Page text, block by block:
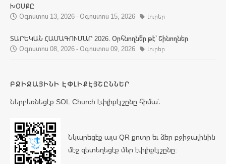
ԽՕՍՔԸ
Օգոստոս 13, 2026 - Օգոստոս 15, 2026
Լուրեր
ՏԱՐԵԿԱՆ ՀԱՄԱԳՈՒՄԱՐ 2026. Օրհնողնե՞ր թէ՝ Շինողներ
Օգոստոս 08, 2026 - Օգոստոս 09, 2026
Լուրեր
ԲՋԻՋԱՅԻՆԻ ԷՓԼԻՔԷՅՇԸՆՆԵՐ
Ներբեռնեցէք SOL Church էփլիքէյշընը հիմա՛։
Նկարեցէք այս QR քոտը եւ ձեր բջիջայինին
մէջ զետեղեցէք մեր էփլիքէյշընը: